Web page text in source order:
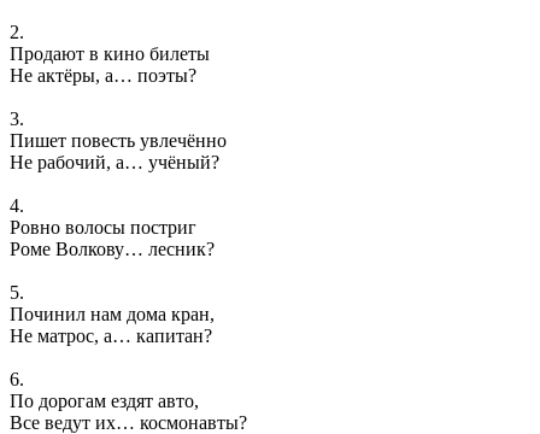
2.
Продают в кино билеты
Не актёры, а… поэты?
3.
Пишет повесть увлечённо
Не рабочий, а… учёный?
4.
Ровно волосы постриг
Роме Волкову… лесник?
5.
Починил нам дома кран,
Не матрос, а… капитан?
6.
По дорогам ездят авто,
Все ведут их… космонавты?